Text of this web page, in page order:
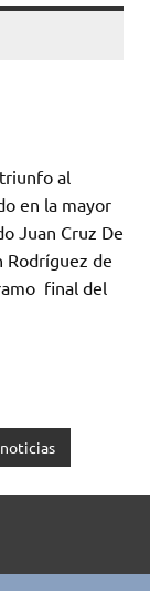
al
en la mayor
Juan Cruz De
Rodríguez de
final del